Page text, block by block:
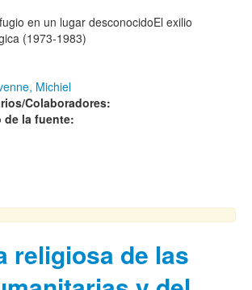
en un lugar desconocidoEl exilio
(1973-1983)
Michiel
Colaboradores:
de la fuente:
religiosa de las